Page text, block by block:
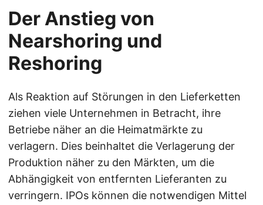
Der Anstieg von
Nearshoring und
Reshoring
Als Reaktion auf Störungen in den Lieferketten
ziehen viele Unternehmen in Betracht, ihre
Betriebe näher an die Heimatmärkte zu
verlagern. Dies beinhaltet die Verlagerung der
Produktion näher zu den Märkten, um die
Abhängigkeit von entfernten Lieferanten zu
verringern. IPOs können die notwendigen Mittel